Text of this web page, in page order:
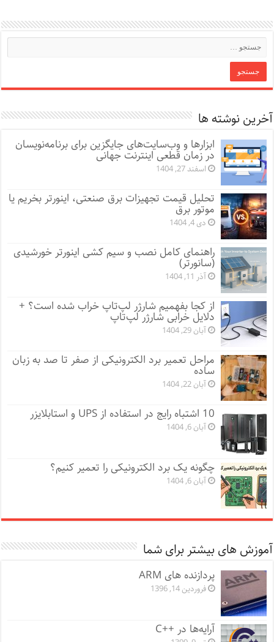
آخرین نوشته ها
ابزارها و وب‌سایت‌های جایگزین برای برنامه‌نویسان
در زمان قطعی اینترنت جهانی
اسفند 27, 1404
تحلیل قیمت تجهیزات برق صنعتی، اینورتر بخریم یا
موتور برق
دی 4, 1404
راهنمای کامل نصب و سیم کشی اینورتر خورشیدی
(سانورتر)
آذر 11, 1404
از کجا بفهمیم شارژر لپ‌تاپ خراب شده است؟ +
دلایل خرابی شارژر لپ‌تاپ
آبان 29, 1404
مراحل تعمیر برد الکترونیکی از صفر تا صد به زبان
ساده
آبان 22, 1404
10 اشتباه رایج در استفاده از UPS و استابلایزر
آبان 6, 1404
چگونه یک برد الکترونیکی را تعمیر کنیم؟
آبان 6, 1404
آموزش های بیشتر برای شما
پردازنده های ARM
فروردین 14, 1396
آرایه‌ها در ++C